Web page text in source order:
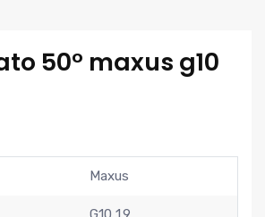
50° maxus g10
Maxus